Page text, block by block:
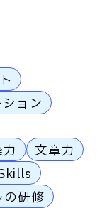
ョン
文章力
研修